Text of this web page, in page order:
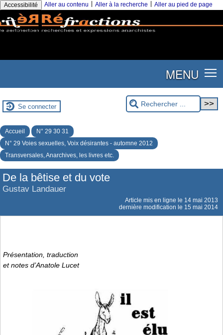
Accessibilité Aller au contenu Aller à la recherche Aller au pied de page
MENU
Se connecter
Accueil
N° 29 30 31
N° 29 Voies sexuelles, Voix désirantes - automne 2012
Transversales, Anarchives, les livres etc.
De la bêtise et du vote
Gustav Landauer
Article mis en ligne le 14 mai 2013
dernière modification le 15 mai 2014
Présentation, traduction
et notes d’Anatole Lucet